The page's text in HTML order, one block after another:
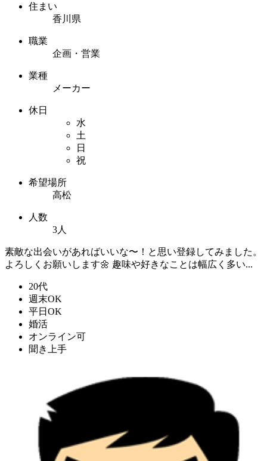
住まい
香川県
職業
企画・営業
業種
メーカー
休日
水
土
日
祝
希望場所
高松
人数
3人
素敵な出会いがあればいいな〜！と思い登録してみました。
よろしくお願いします🌼 趣味や好きなことは幅広く多い...
20代
週末OK
平日OK
婚活
オンライン可
聞き上手